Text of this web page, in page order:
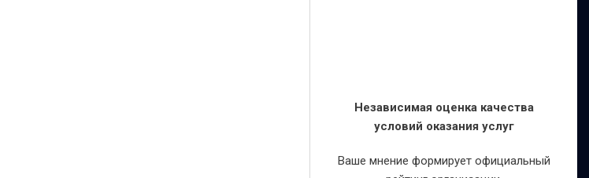
Независимая оценка качества
условий оказания услуг
Ваше мнение формирует официальный